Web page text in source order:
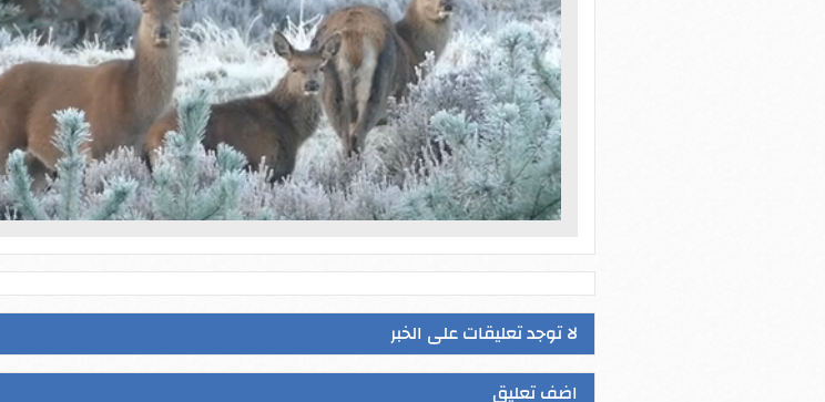
لا توجد تعليقات على الخبر
اضف تعليق